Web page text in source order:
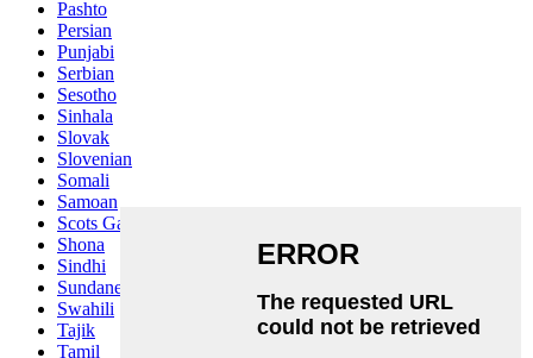
Pashto
Persian
Punjabi
Serbian
Sesotho
Sinhala
Slovak
Slovenian
Somali
Samoan
Scots Gaelic
Shona
Sindhi
Sundanese
Swahili
Tajik
Tamil